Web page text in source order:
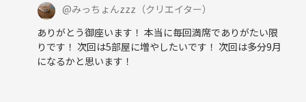
@みっちょんzzz （クリエイター）
ありがとう御座います！ 本当に毎回満席でありがたい限
りです！ 次回は5部屋に増やしたいです！ 次回は多分9月
になるかと思います！